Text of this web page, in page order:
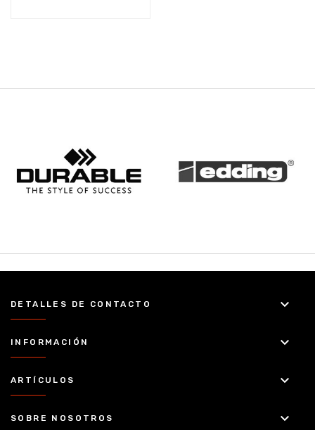
DETALLES DE CONTACTO keyboard_arrow_down
INFORMACIÓN keyboard_arrow_down
ARTÍCULOS keyboard_arrow_down
SOBRE NOSOTROS keyboard_arrow_down